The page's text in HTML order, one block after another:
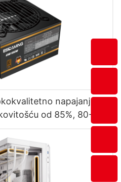
napajanje za
od 85%, 80+